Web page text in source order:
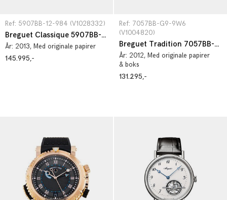
Ref: 5907BB-12-984 (V1028332)
Breguet Classique 5907BB-12-984
År: 2013, Med originale papirer
145.995,-
Ref: 7057BB-G9-9W6
(V1004820)
Breguet Tradition 7057BB-G9-9W6
År: 2012, Med originale papirer
& boks
131.295,-